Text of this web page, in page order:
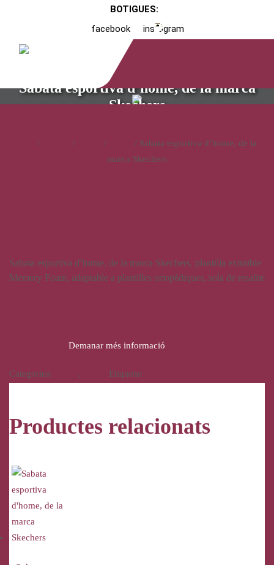
BOTIGUES:
facebook
instagram
Sabata esportiva d’home, de la marca
Skechers
/ / /
/ Sabata esportiva d’home, de la
marca Skechers
Sabata esportiva d’home, de la marca Skechers, plantilla extraible
Memory Foam, adaptable a plantilles ortopèdiques, sola de resalite
Demanar més informació
Categories: , Etiqueta:
Productes relacionats